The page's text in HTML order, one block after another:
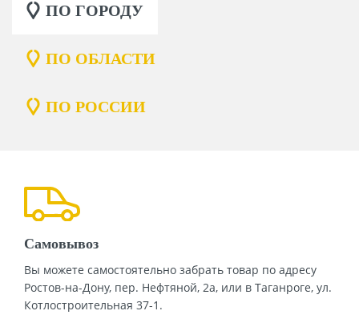
ПО ГОРОДУ
ПО ОБЛАСТИ
ПО РОССИИ
Самовывоз
Вы можете самостоятельно забрать товар по адресу
Ростов-на-Дону, пер. Нефтяной, 2а, или в Таганроге, ул.
Котлостроительная 37-1.